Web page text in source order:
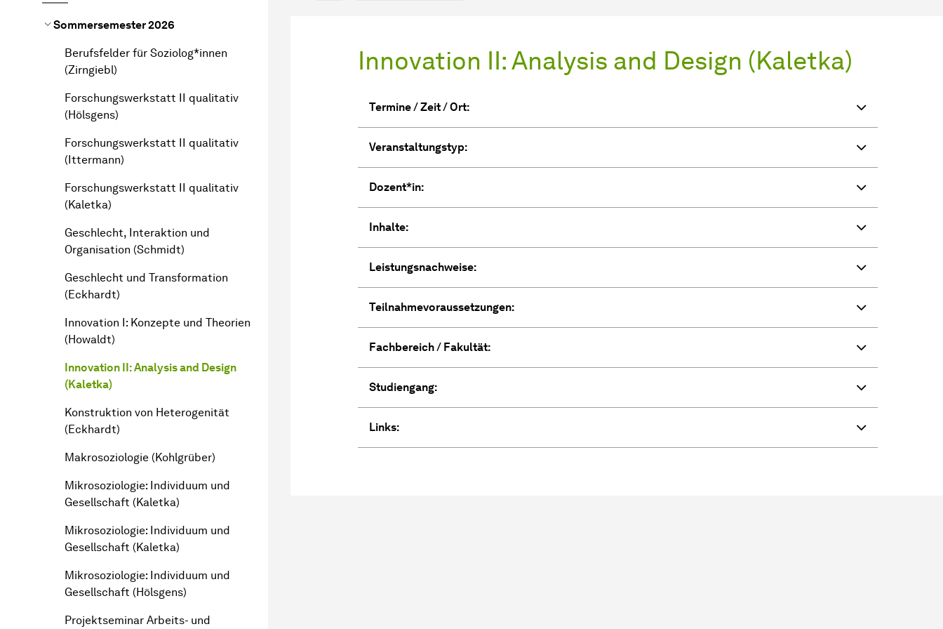
Sommersemester 2026
Berufsfelder für Soziolog*innen
(Zirngiebl)
Forschungswerkstatt II qualitativ
(Hölsgens)
Forschungswerkstatt II qualitativ
(Ittermann)
Forschungswerkstatt II qualitativ
(Kaletka)
Geschlecht, Interaktion und
Organisation (Schmidt)
Geschlecht und Transformation
(Eckhardt)
Innovation I: Konzepte und Theorien
(Howaldt)
Innovation II: Analysis and Design
(Kaletka)
Konstruktion von Heterogenität
(Eckhardt)
Makrosoziologie (Kohlgrüber)
Mikrosoziologie: Individuum und
Gesellschaft (Kaletka)
Mikrosoziologie: Individuum und
Gesellschaft (Kaletka)
Mikrosoziologie: Individuum und
Gesellschaft (Hölsgens)
Projektseminar Arbeits- und
Innovation II: Analysis and Design (Kaletka)
Termine / Zeit / Ort:
Veranstaltungstyp:
Dozent*in:
Inhalte:
Leistungsnachweise:
Teilnahmevoraussetzungen:
Fachbereich / Fakultät:
Studiengang:
Links: